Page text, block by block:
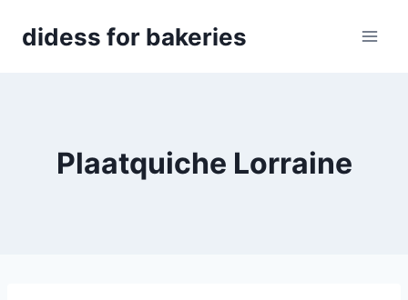
didess for bakeries
Plaatquiche Lorraine